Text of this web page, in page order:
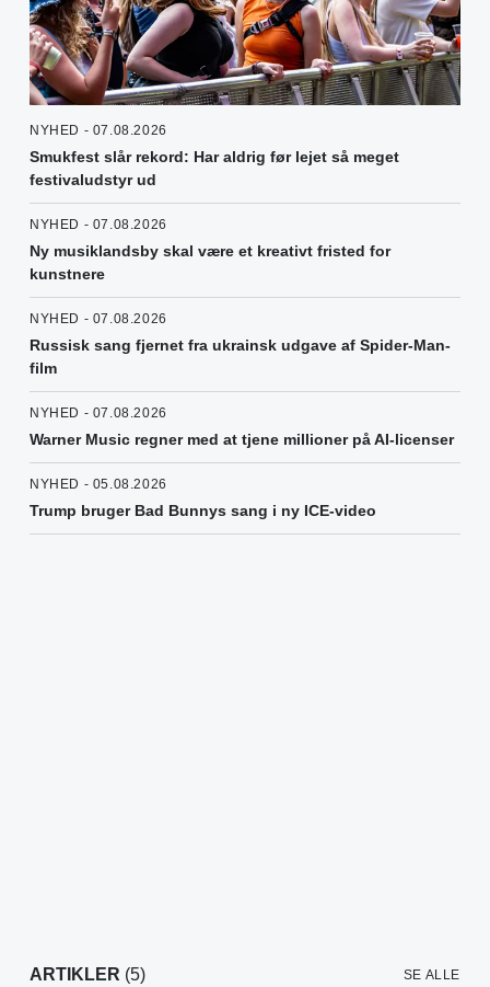
NYHED - 07.08.2026
Smukfest slår rekord: Har aldrig før lejet så meget
festivaludstyr ud
NYHED - 07.08.2026
Ny musiklandsby skal være et kreativt fristed for
kunstnere
NYHED - 07.08.2026
Russisk sang fjernet fra ukrainsk udgave af Spider-Man-
film
NYHED - 07.08.2026
Warner Music regner med at tjene millioner på AI-licenser
NYHED - 05.08.2026
Trump bruger Bad Bunnys sang i ny ICE-video
ARTIKLER (5) SE ALLE